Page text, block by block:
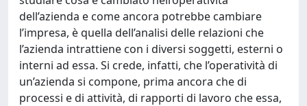
dell’azienda e come ancora potrebbe cambiare
l’impresa, è quella dell’analisi delle relazioni che
l’azienda intrattiene con i diversi soggetti, esterni o
interni ad essa. Si crede, infatti, che l’operatività di
un’azienda si compone, prima ancora che di
processi e di attività, di rapporti di lavoro che essa,